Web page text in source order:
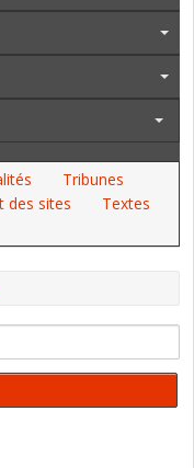
Tribunes
des sites
Textes